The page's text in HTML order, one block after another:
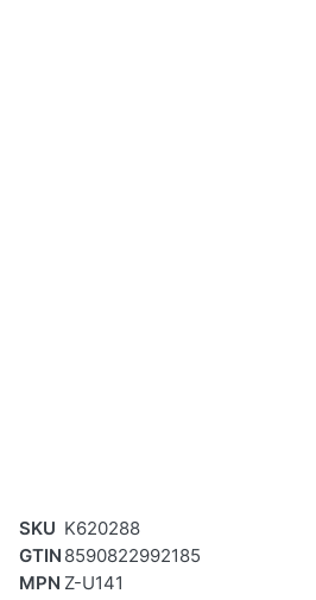
SKU K620288
GTIN 8590822992185
MPN Z-U141